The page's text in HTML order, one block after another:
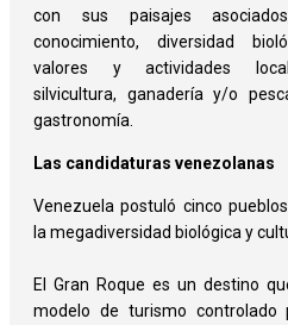
con sus paisajes
conocimiento, diversidad
valores y actividades
silvicultura, ganadería y/o
gastronomía. ‎
‎Las candidaturas venezolanas
Venezuela postuló cinco
la megadiversidad biológica y
El Gran Roque es un destino
modelo de turismo controlado